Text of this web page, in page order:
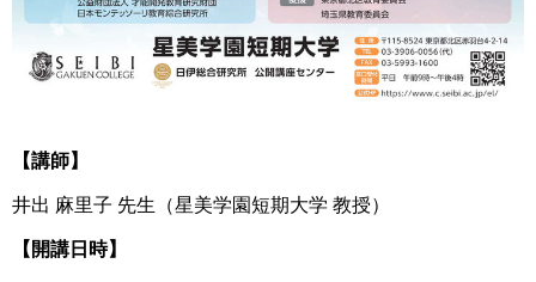
【講師】
井出 麻里子 先生（星美学園短期大学 教授）
【開講日時】